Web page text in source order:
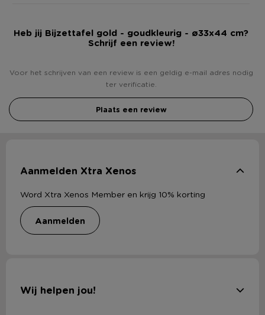
Heb jij Bijzettafel gold - goudkleurig - ø33x44 cm?
Schrijf een review!
Voor het schrijven van een review is een geldig e-mail adres nodig
ter verificatie.
Plaats een review
Aanmelden Xtra Xenos
Word Xtra Xenos Member en krijg 10% korting
aanmelden
Wij helpen jou!